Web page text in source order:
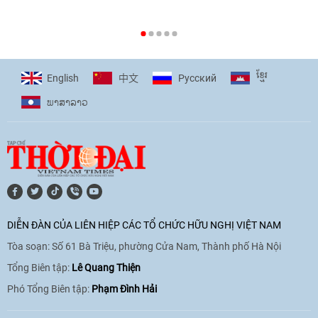
phó với biến đổi khí hậu
17:07|09/06/2026
[Video] Lào dành ưu tiên hàng đầu cho
quan hệ với Việt Nam
11:01 |09/06/2026
[Video] Doanh nghiệp Hoa Kỳ hỗ trợ
Việt Nam xác định danh tính người mất
English 中文 Pусский ខ្មែរ
ພາ​ສາ​ລາວ
DIỄN ĐÀN CỦA LIÊN HIỆP CÁC TỔ CHỨC HỮU NGHỊ VIỆT NAM
Tòa soạn: Số 61 Bà Triệu, phường Cửa Nam, Thành phố Hà Nội
Tổng Biên tập: Lê Quang Thiện
Phó Tổng Biên tập: Phạm Đình Hải